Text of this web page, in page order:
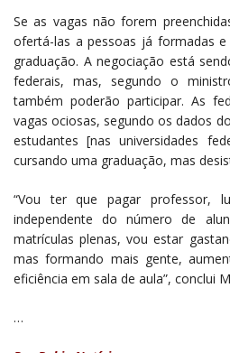
Se as vagas não forem
ofertá-las a pessoas já formadas
graduação. A negociação está
federais, mas, segundo o
também poderão participar. As
vagas ociosas, segundo os dados
estudantes [nas universidades
cursando uma graduação, mas
“Vou ter que pagar professor,
independente do número de
matrículas plenas, vou estar
mas formando mais gente,
eficiência em sala de aula”, conclui
…